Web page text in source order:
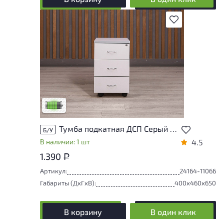
В избранное
У товара присутствуют незначительные
следы эксплуатации, не влияющие на
удобство его использования
Низкая степень износа
Б/У Тумба подкатная ДСП Серый Россия
В наличии: 1 шт 4.5
1.390 Р
Артикул:
24164-11066
Габариты (ДxГxВ):
400x460x650
В корзину В один клик